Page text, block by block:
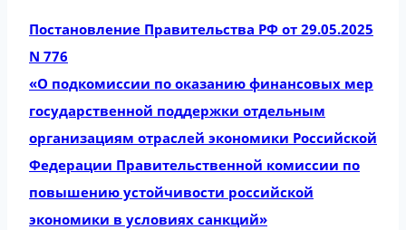
Постановление Правительства РФ от 29.05.2025
N 776
«О подкомиссии по оказанию финансовых мер
государственной поддержки отдельным
организациям отраслей экономики Российской
Федерации Правительственной комиссии по
повышению устойчивости российской
экономики в условиях санкций»